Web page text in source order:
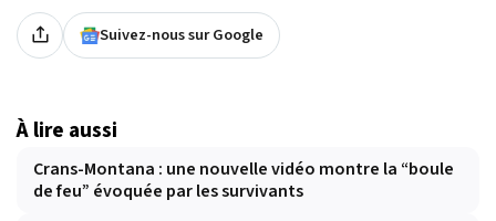
Suivez-nous sur Google
À lire aussi
Crans-Montana : une nouvelle vidéo montre la “boule
de feu” évoquée par les survivants